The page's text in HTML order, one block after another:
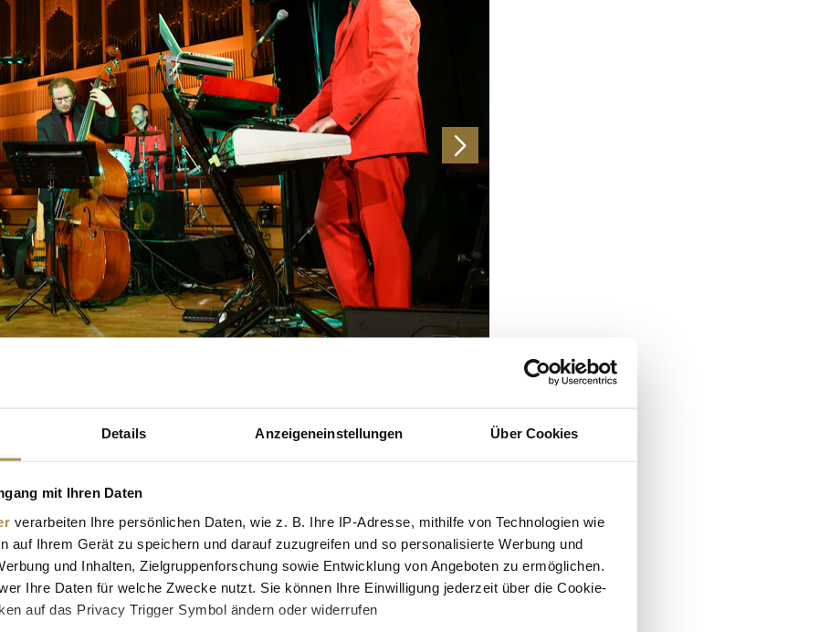
Details Anzeigeneinstellungen Über Cookies
mit Ihren Daten
verarbeiten Ihre persönlichen Daten, wie z. B. Ihre IP-Adresse, mithilfe von Technologien wie
auf Ihrem Gerät zu speichern und darauf zuzugreifen und so personalisierte Werbung und
und Inhalten, Zielgruppenforschung sowie Entwicklung von Angeboten zu ermöglichen.
Ihre Daten für welche Zwecke nutzt. Sie können Ihre Einwilligung jederzeit über die Cookie-
auf das Privacy Trigger Symbol ändern oder widerrufen
Advertisement